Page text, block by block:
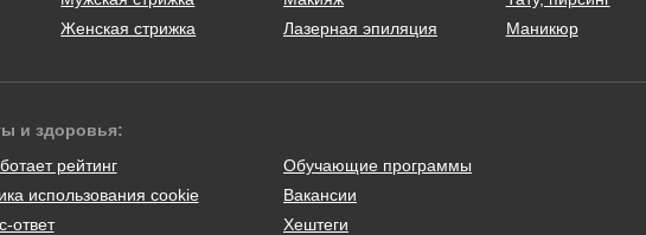
Женская стрижка
Лазерная эпиляция
Маникюр
и здоровья:
рейтинг
использования cookie
ответ
Обучающие программы
Вакансии
Хештеги